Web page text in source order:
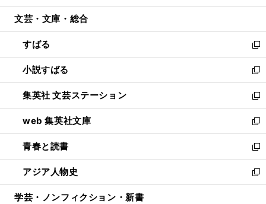
開
ウ
開
く
ン
ウ
で
開
く
ウ
ン
ド
ウ
で
開
く
文芸・文庫・総合
すばる
新
し
い
ウ
ィ
ン
ド
ウ
で
開
く
小説すばる
新
し
い
ウ
ィ
ン
ド
ウ
で
開
集英社 文芸ステーション
新
し
い
ウ
ィ
ン
ド
ウ
web 集英社文庫
新
し
い
ウ
ィ
ン
青春と読書
新
し
い
ウ
アジア人物史
新
し
学芸・ノンフィクション・新書